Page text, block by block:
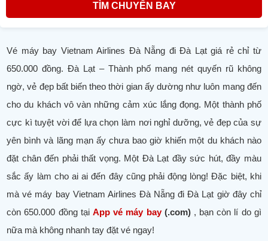
TÌM CHUYẾN BAY
Vé máy bay Vietnam Airlines Đà Nẵng đi Đà Lạt giá rẻ chỉ từ
650.000 đồng. Đà Lạt – Thành phố mang nét quyến rũ không
ngờ, vẻ đẹp bất biến theo thời gian ấy dường như luôn mang đến
cho du khách vô vàn những cảm xúc lắng đọng. Một thành phố
cực kì tuyệt vời để lựa chọn làm nơi nghỉ dưỡng, vẻ đẹp của sự
yên bình và lãng mạn ấy chưa bao giờ khiến một du khách nào
đặt chân đến phải thất vọng. Một Đà Lạt đầy sức hút, đầy màu
sắc ấy làm cho ai ai đến đây cũng phải động lòng! Đặc biệt, khi
mà vé máy bay Vietnam Airlines Đà Nẵng đi Đà Lạt giờ đây chỉ
còn 650.000 đồng tại App vé máy bay(.com) , bạn còn lí do gì
nữa mà không nhanh tay đặt vé ngay!